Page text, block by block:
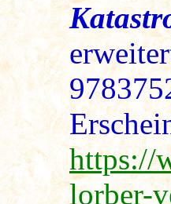
https://
lorber-